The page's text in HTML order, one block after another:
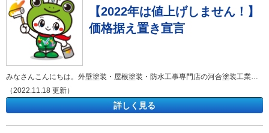
【2022年は値上げしません！】
価格据え置き宣言
（2022.11.18 更新）
詳しく見る